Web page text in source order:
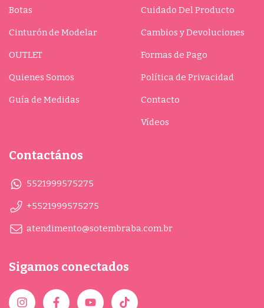
Botas
Cinturón de Modelar
OUTLET
Quienes Somos
Guía de Medidas
Cuidado Del Producto
Cambios y Devoluciones
Formas de Pago
Política de Privacidad
Contacto
Vídeos
Contactános
5521999575275
+5521999575275
atendimento@sotembraba.com.br
Sigamos conectados